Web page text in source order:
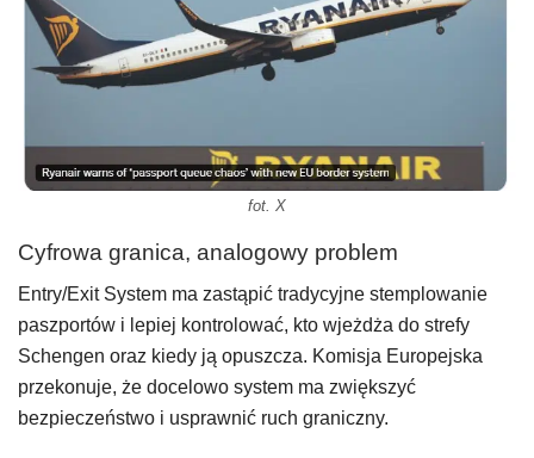
fot. X
Cyfrowa granica, analogowy problem
Entry/Exit System ma zastąpić tradycyjne stemplowanie
paszportów i lepiej kontrolować, kto wjeżdża do strefy
Schengen oraz kiedy ją opuszcza. Komisja Europejska
przekonuje, że docelowo system ma zwiększyć
bezpieczeństwo i usprawnić ruch graniczny.